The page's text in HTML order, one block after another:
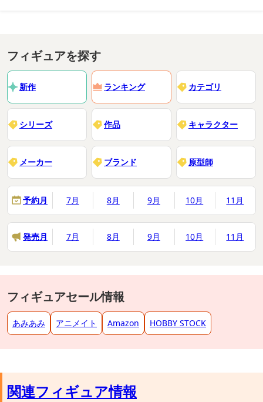
フィギュアを探す
新作 ランキング カテゴリ
シリーズ 作品 キャラクター
メーカー ブランド 原型師
予約月 7月 8月 9月 10月 11月
発売月 7月 8月 9月 10月 11月
フィギュアセール情報
あみあみ アニメイト Amazon HOBBY STOCK
関連フィギュア情報